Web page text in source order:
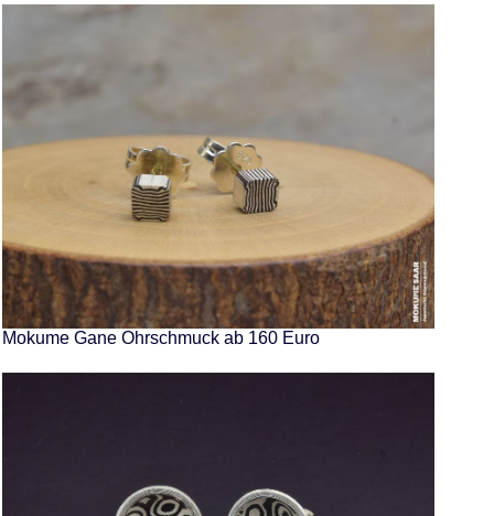
Mokume Gane Ohrschmuck ab 160 Euro